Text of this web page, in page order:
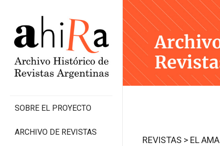
SOBRE EL PROYECTO
ARCHIVO DE REVISTAS
REVISTAS > EL